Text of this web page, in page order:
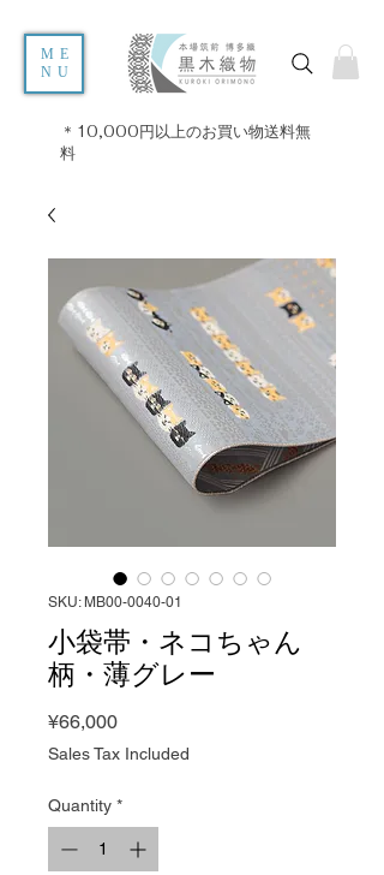
ME
NU
＊10,000円以上のお買い物送料無
料
SKU: MB00-0040-01
小袋帯・ネコちゃん
柄・薄グレー
¥66,000Price
Sales Tax Included
Quantity *